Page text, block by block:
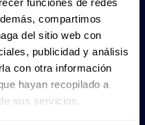
compartimos
del sitio web con
publicidad y análisis
con otra información
hayan recopilado a
sus servicios.
dämmerungsaktiv, oft
Regenfällen.